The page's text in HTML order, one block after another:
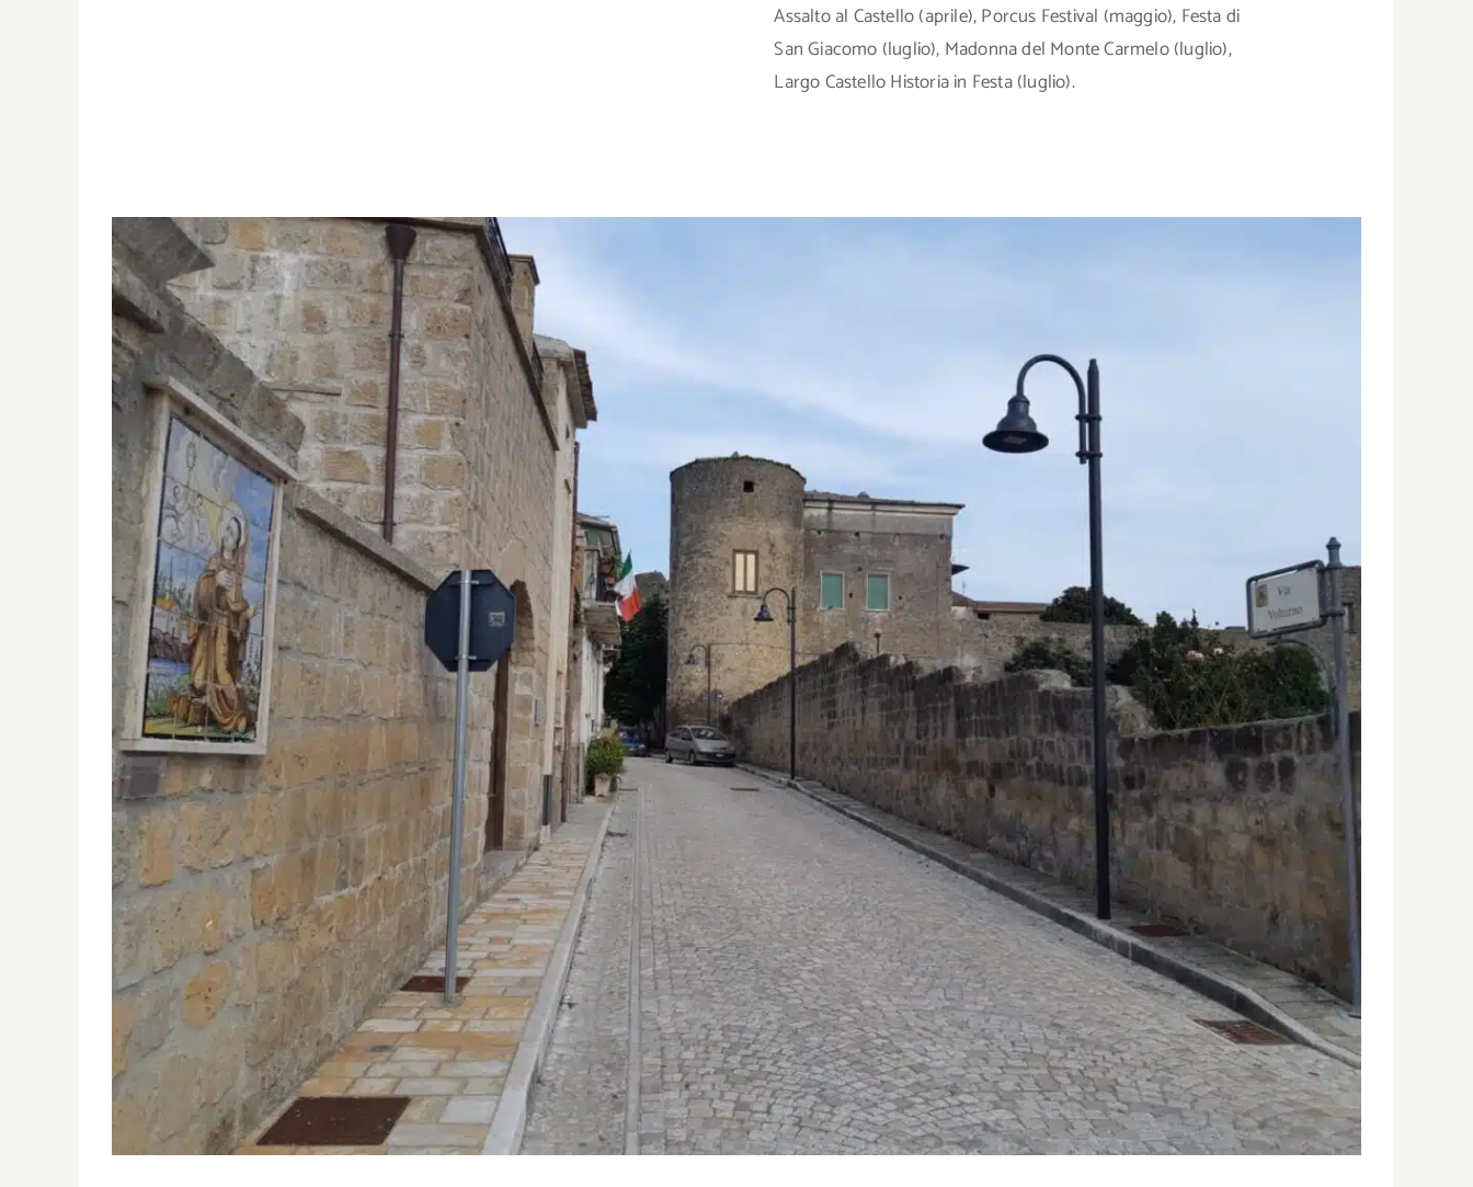
Assalto al Castello (aprile), Porcus Festival (maggio), Festa di
San Giacomo (luglio), Madonna del Monte Carmelo (luglio),
Largo Castello Historia in Festa (luglio).